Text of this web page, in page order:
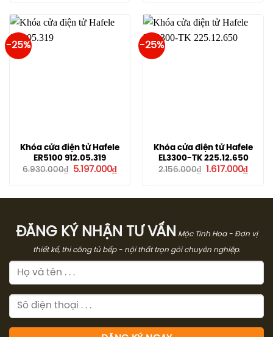
2.601.000₫.
-25%
Khóa cửa điện tử Hafele
ER5100 912.05.319
6.930.000₫
Giá
5.197.000₫Giá
hiện
5.197.000₫.
-25%
Khóa cửa điện tử Hafele
EL3300-TK 225.12.650
2.156.000₫ Giá
1.617.000₫Giá
hiện
ĐĂNG KÝ NHẬN TƯ VẤN Mộc Tinh Hoa - Đơn vị
thiết kế, thi công tủ bếp - nội thất trọn gói chuyên nghiệp.